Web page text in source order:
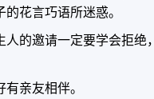
花言巧语所迷惑。
人的邀请一定要学会拒绝
亲友相伴。